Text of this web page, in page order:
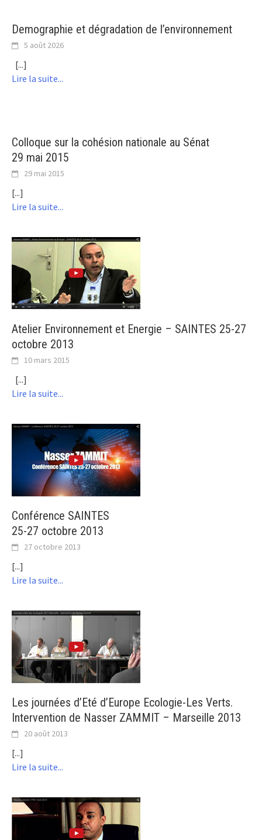
Demographie et dégradation de l’environnement
5 août 2026
[...]
Lire la suite...
Colloque sur la cohésion nationale au Sénat
29 mai 2015
29 mai 2015
[...]
Lire la suite...
Atelier Environnement et Energie – SAINTES 25-27
octobre 2013
10 mars 2015
[...]
Lire la suite...
Conférence SAINTES
25-27 octobre 2013
27 octobre 2013
[...]
Lire la suite...
Les journées d’Eté d’Europe Ecologie-Les Verts.
Intervention de Nasser ZAMMIT – Marseille 2013
20 août 2013
[...]
Lire la suite...